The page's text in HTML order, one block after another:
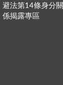
避法第14條身分關
係揭露專區